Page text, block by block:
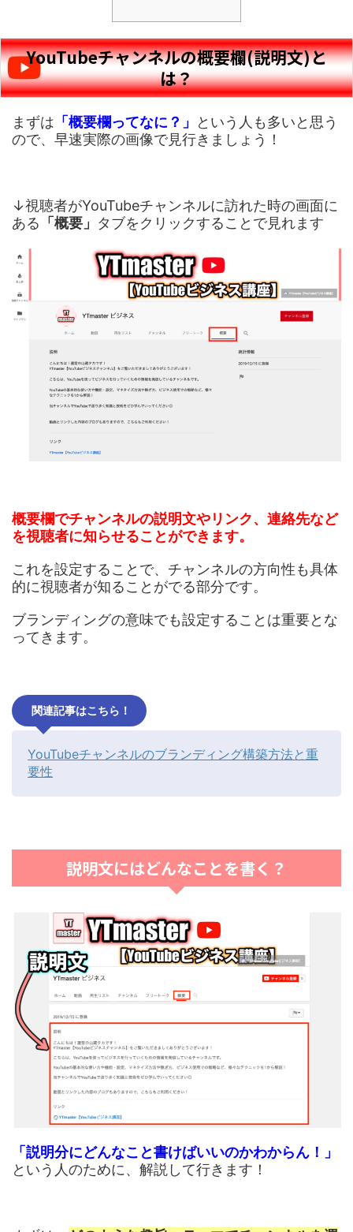
YouTubeチャンネルの概要欄(説明文)と
は？
まずは 「概要欄ってなに？」
という人も多いと思う
ので、早速実際の画像で見行きましょう！
↓視聴者がYouTubeチャンネルに訪れた時の画面に
ある 「概要」 タブをクリックすることで見れます
概要欄でチャンネルの説明文やリンク、連絡先など
を視聴者に知らせることができます。
これを設定することで、チャンネルの方向性も具体
的に視聴者が知ることがでる部分です。
ブランディングの意味でも設定することは重要とな
ってきます。
関連記事はこちら！
YouTubeチャンネルのブランディング構築方法と重
要性
説明文にはどんなことを書く？
「説明分にどんなこと書けばいいのかわからん！」
という人のために、解説して行きます！